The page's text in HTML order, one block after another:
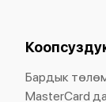
Бардык
MasterCard